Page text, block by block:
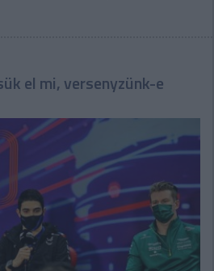
el mi, versenyzünk-e